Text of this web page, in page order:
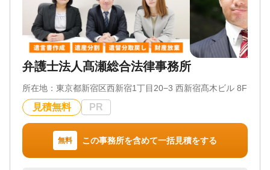
来に向けて、今後の生活のこと、家族のこと、財産
のことなど話し合っておくべきことがたくさんあり
ますが、当事者同士では話し合いが進まないことも
珍しくありません。
対応地域
関西全域（大阪府 京都府 兵庫県 滋賀県 奈良
県 和歌山県）
対応業務
遺言書 / 遺産分割 / 相続財産調査 / 相続登記 / 相続放
棄 / 家族信託 / 相続手続き / 銀行手続き / 戸籍収集 /
相続人調査 / 相続トラブル（弁護士相談）
弁護士法人髙瀬総合法律事務所
所在地： 東京都新宿区西新宿1丁目20−3 西新宿髙木ビル 8F
見積無料 PR
無料 この事務所を含めて一括見積をする